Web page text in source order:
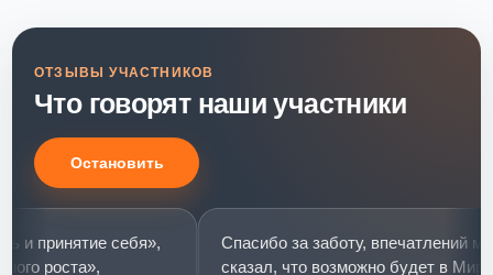
ОТЗЫВЫ УЧАСТНИКОВ
Что говорят наши участники
Остановить
себя»,
роста»,
Спасибо за заботу, впечатлений много-
сказал, что возможно будет в Мир